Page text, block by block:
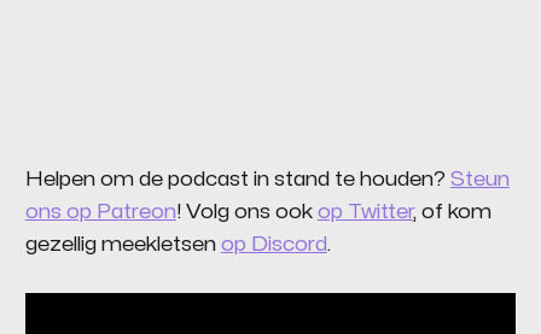
Helpen om de podcast in stand te houden? Steun
ons op Patreon! Volg ons ook op Twitter, of kom
gezellig meekletsen op Discord.